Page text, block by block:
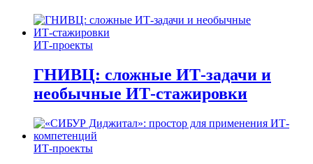
ИТ-проекты
ГНИВЦ: сложные ИТ‑задачи и
необычные ИТ‑стажировки
ИТ-проекты